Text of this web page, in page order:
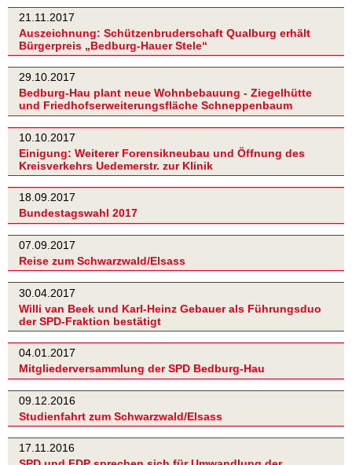
21.11.2017
Auszeichnung: Schützenbruderschaft Qualburg erhält
Bürgerpreis „Bedburg-Hauer Stele“
29.10.2017
Bedburg-Hau plant neue Wohnbebauung - Ziegelhütte
und Friedhofserweiterungsfläche Schneppenbaum
10.10.2017
Einigung: Weiterer Forensikneubau und Öffnung des
Kreisverkehrs Uedemerstr. zur Klinik
18.09.2017
Bundestagswahl 2017
07.09.2017
Reise zum Schwarzwald/Elsass
30.04.2017
Willi van Beek und Karl-Heinz Gebauer als Führungsduo
der SPD-Fraktion bestätigt
04.01.2017
Mitgliederversammlung der SPD Bedburg-Hau
09.12.2016
Studienfahrt zum Schwarzwald/Elsass
17.11.2016